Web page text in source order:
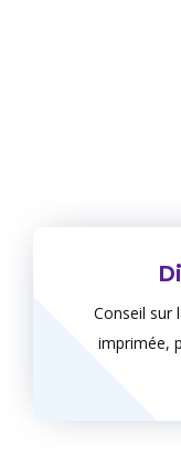
Conseil sur
imprimée,